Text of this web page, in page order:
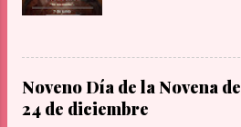
excelencia del
mostró su Corazón
de Alacoque. Su
llamas de amor,
una herida abierta
y, del interior de su
Noveno Día de la Novena
24 de diciembre